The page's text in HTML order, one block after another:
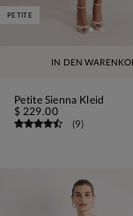
IN DEN
PETITE
Petite Sienna Kleid
$ 229.00
(9)